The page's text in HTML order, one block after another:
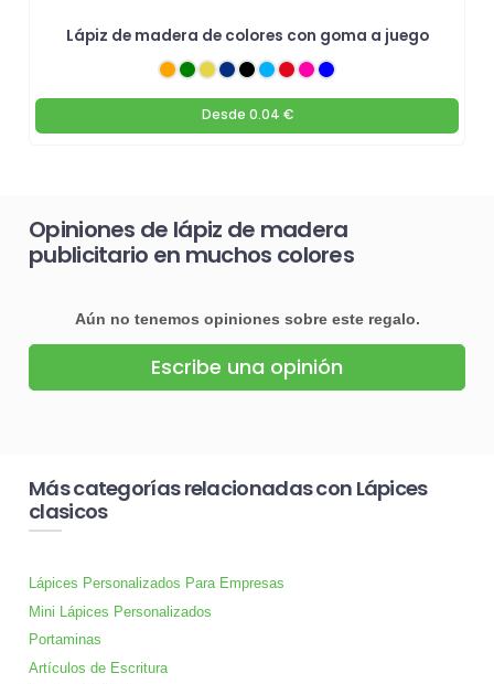
Lápiz de madera de colores con goma a juego
Desde 0.04 €
Opiniones de lápiz de madera
publicitario en muchos colores
Aún no tenemos opiniones sobre este regalo.
Escribe una opinión
Más categorías relacionadas con Lápices
clasicos
Lápices Personalizados Para Empresas
Mini Lápices Personalizados
Portaminas
Artículos de Escritura